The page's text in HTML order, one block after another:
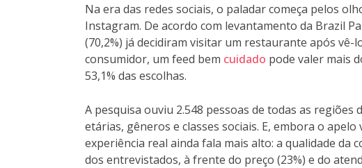
Na era das redes sociais, o paladar começa pelos
Instagram. De acordo com levantamento da Brazil
(70,2%) já decidiram visitar um restaurante após
consumidor, um feed bem cuidado pode valer mais
53,1% das escolhas.
A pesquisa ouviu 2.548 pessoas de todas as
etárias, gêneros e classes sociais. E, embora o
experiência real ainda fala mais alto: a qualidade da
dos entrevistados, à frente do preço (23%) e do